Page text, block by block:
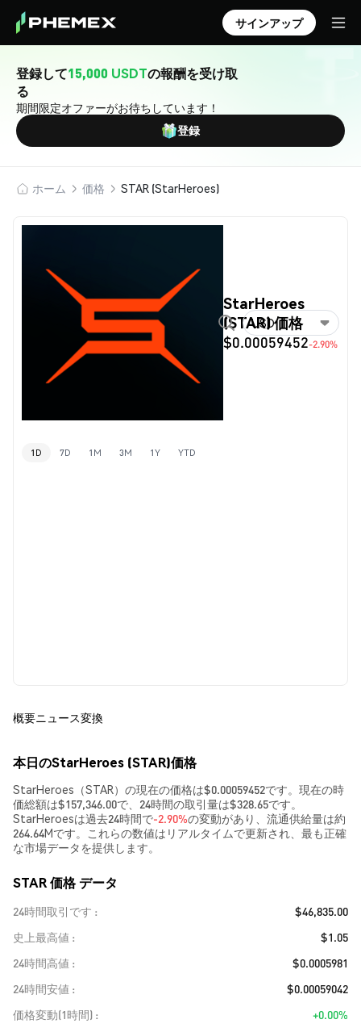
サインアップ
登録して15,000 USDTの報酬を受け取
る
期間限定オファーがお待ちしています！
登録
ホーム 価格 STAR (StarHeroes)
StarHeroes
(STAR) 価格
$0.00059452-2.90%
USD
1D 7D 1M 3M 1Y YTD
概要ニュース変換
本日のStarHeroes (STAR)価格
StarHeroes（STAR）の現在の価格は$0.00059452です。現在の時
価総額は$157,346.00で、24時間の取引量は$328.65です。
StarHeroesは過去24時間で-2.90%の変動があり、流通供給量は約
264.64Mです。これらの数値はリアルタイムで更新され、最も正確
な市場データを提供します。
STAR 価格 データ
24時間取引です
$46,835.00
史上最高値
$1.05
24時間高値
$0.0005981
24時間安値
$0.00059042
価格変動(1時間)
+0.00%